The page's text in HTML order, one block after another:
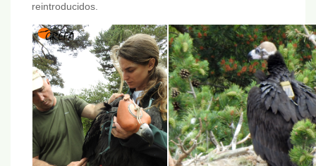
reintroducidos.